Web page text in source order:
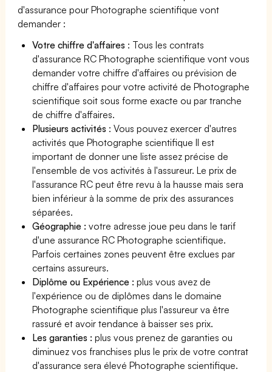
d'assurance pour Photographe scientifique vont
demander :
Votre chiffre d'affaires : Tous les contrats
d'assurance RC Photographe scientifique vont vous
demander votre chiffre d'affaires ou prévision de
chiffre d'affaires pour votre activité de Photographe
scientifique soit sous forme exacte ou par tranche
de chiffre d'affaires.
Plusieurs activités : Vous pouvez exercer d'autres
activités que Photographe scientifique Il est
important de donner une liste assez précise de
l'ensemble de vos activités à l'assureur. Le prix de
l'assurance RC peut être revu à la hausse mais sera
bien inférieur à la somme de prix des assurances
séparées.
Géographie :votre adresse joue peu dans le tarif
d'une assurance RC Photographe scientifique.
Parfois certaines zones peuvent être exclues par
certains assureurs.
Diplôme ou Expérience :plus vous avez de
l'expérience ou de diplômes dans le domaine
Photographe scientifique plus l'assureur va être
rassuré et avoir tendance à baisser ses prix.
Les garanties :plus vous prenez de garanties ou
diminuez vos franchises plus le prix de votre contrat
d'assurance sera élevé Photographe scientifique.